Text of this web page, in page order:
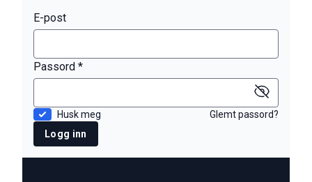
E-post
Passord *
Husk meg
Glemt passord?
Logg inn